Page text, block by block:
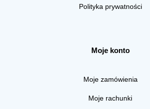
Polityka prywatności
Moje konto
Moje zamówienia
Moje rachunki